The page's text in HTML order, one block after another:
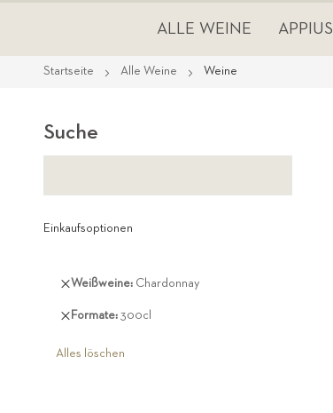
ALLE WEINE APPIUS
Startseite Alle Weine Weine
Suche
Einkaufsoptionen
Weißweine Chardonnay
Diesen
entfernen
Formate 300cl
Diesen
entfernen
Alles löschen